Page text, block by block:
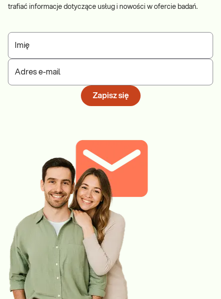
trafiać informacje dotyczące usług i nowości w ofercie badań.
Imię
Adres e-mail
Zapisz się